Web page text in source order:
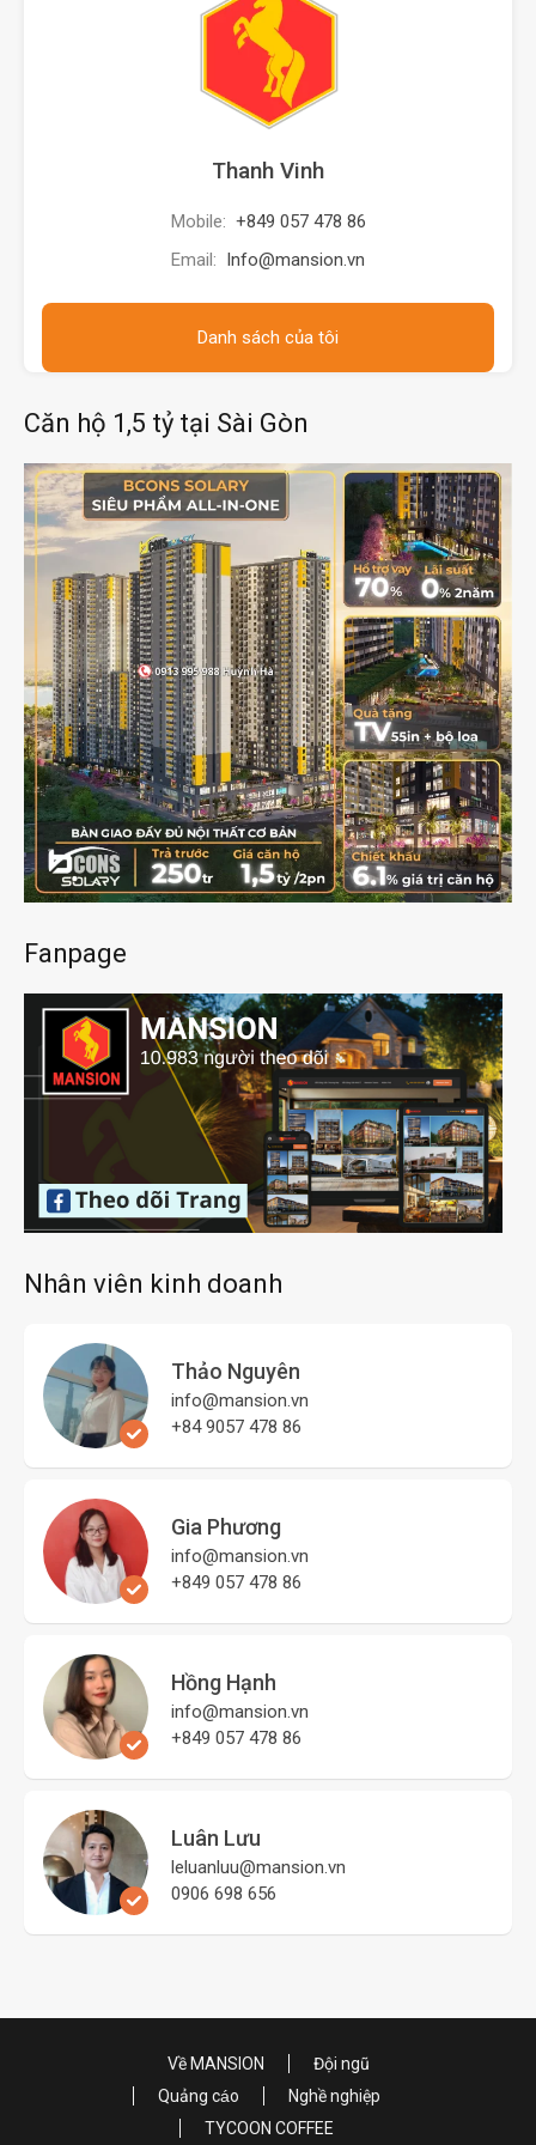
Thanh Vinh
Mobile: +849 057 478 86
Email: Info@mansion.vn
Danh sách của tôi
Căn hộ 1,5 tỷ tại Sài Gòn
Fanpage
Nhân viên kinh doanh
Thảo Nguyên
info@mansion.vn
+84 9057 478 86
Gia Phương
info@mansion.vn
+849 057 478 86
Hồng Hạnh
info@mansion.vn
+849 057 478 86
Luân Lưu
leluanluu@mansion.vn
0906 698 656
Về MANSION
Đội ngũ
Quảng cáo
Nghề nghiệp
TYCOON COFFEE